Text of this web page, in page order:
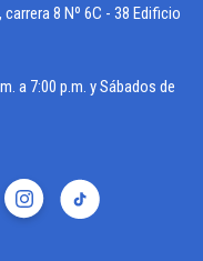
8 Nº 6C - 38 Edificio
a 7:00 p.m. y Sábados de